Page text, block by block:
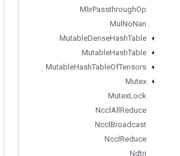
MlirPassthroughOp
Mul NoNan
MutableDenseHashTable
MutableHashTable
MutableHashTableOfTensors
Mutex
MutexLock
Nccl All Reduce
Nccl Broadcast
Nccl Reduce
Ndtri